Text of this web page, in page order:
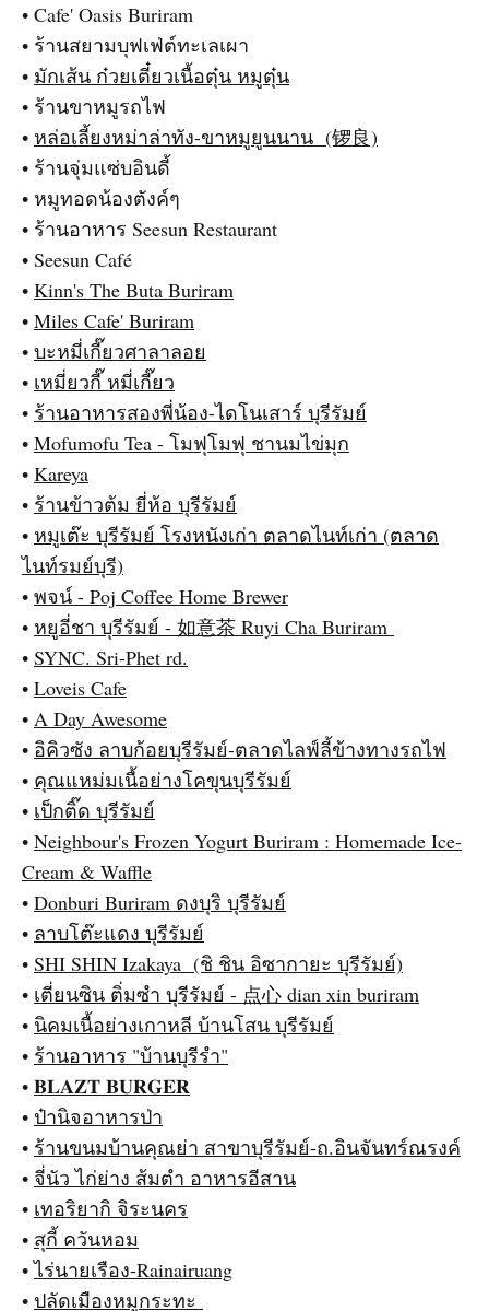
• Cafe' Oasis Buriram
• ร้านสยามบุฟเฟ่ต์ทะเลเผา
• มักเส้น ก๋วยเตี๋ยวเนื้อตุ๋น หมูตุ๋น
• ร้านขาหมูรถไฟ
• หล่อเลี้ยงหม่าล่าทัง-ขาหมูยูนนาน (锣良)
• ร้านจุ่มแซ่บอินดี้
• หมูทอดน้องตังค์ๆ
• ร้านอาหาร Seesun Restaurant
• Seesun Café
• Kinn's The Buta Buriram
• Miles Cafe' Buriram
• บะหมี่เกี๊ยวศาลาลอย
• เหมี่ยวกี๊ หมี่เกี๊ยว
• ร้านอาหารสองพี่น้อง-ไดโนเสาร์ บุรีรัมย์
• Mofumofu Tea - โมฟุโมฟุ ชานมไข่มุก
• Kareya
• ร้านข้าวต้ม ยี่ห้อ บุรีรัมย์
• หมูเต๊ะ บุรีรัมย์ โรงหนังเก่า ตลาดไนท์เก่า (ตลาด
ไนท์รมย์บุรี)
• พจน์ - Poj Coffee Home Brewer
• หยูอี่ชา บุรีรัมย์ - 如意茶 Ruyi Cha Buriram
• SYNC. Sri-Phet rd.
• Loveis Cafe
• A Day Awesome
• อิคิวซัง ลาบก้อยบุรีรัมย์-ตลาดไลฟ์ลี้ข้างทางรถไฟ
• คุณแหม่มเนื้อย่างโคขุนบุรีรัมย์
• เป็กติ๊ด บุรีรัมย์
• Neighbour's Frozen Yogurt Buriram : Homemade Ice-
Cream & Waffle
• Donburi Buriram ดงบุริ บุรีรัมย์
• ลาบโต๊ะแดง บุรีรัมย์
• SHI SHIN Izakaya (ชิ ชิน อิซากายะ บุรีรัมย์)
• เตี่ยนซิน ติ่มซำ บุรีรัมย์ - 点心 dian xin buriram
• นิคมเนื้อย่างเกาหลี บ้านโสน บุรีรัมย์
• ร้านอาหาร "บ้านบุรีรำ"
• 𝐁𝐋𝐀𝐙𝐓 𝐁𝐔𝐑𝐆𝐄𝐑
• ป๋านิจอาหารป่า
• ร้านขนมบ้านคุณย่า สาขาบุรีรัมย์-ถ.อินจันทร์ณรงค์
• จี่นัว ไก่ย่าง ส้มตำ อาหารอีสาน
• เทอริยากิ จิระนคร
• สุกี้ ควันหอม
•ไร่นายเรือง-Rainairuang
• ปลัดเมืองหมูกระทะ